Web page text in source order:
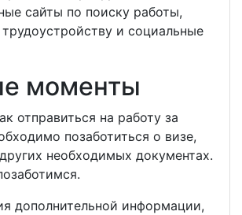
сайты по поиску работы,
трудоустройству и социальные
моменты
отправиться на работу за
позаботиться о визе,
необходимых документах.
дополнительной информации,